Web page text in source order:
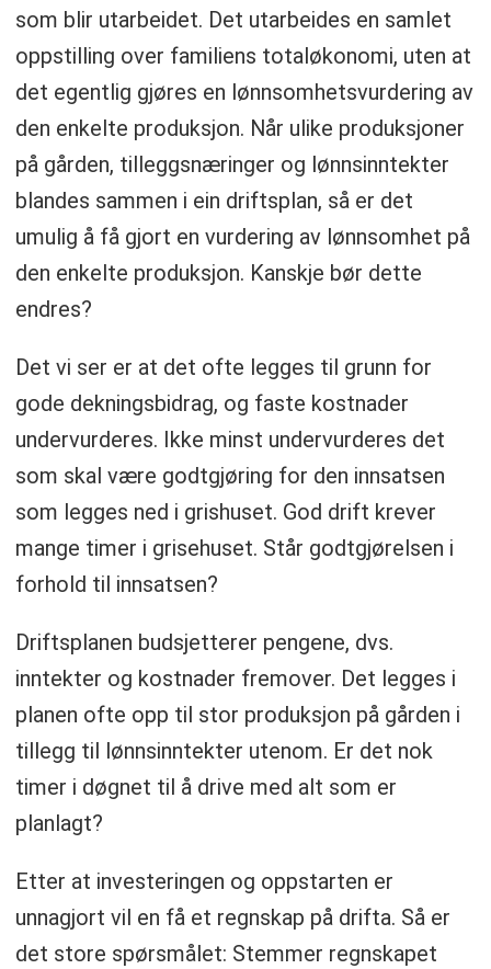
som blir utarbeidet. Det utarbeides en samlet
oppstilling over familiens totaløkonomi, uten at
det egentlig gjøres en lønnsomhetsvurdering av
den enkelte produksjon. Når ulike produksjoner
på gården, tilleggsnæringer og lønnsinntekter
blandes sammen i ein driftsplan, så er det
umulig å få gjort en vurdering av lønnsomhet på
den enkelte produksjon. Kanskje bør dette
endres?
Det vi ser er at det ofte legges til grunn for
gode dekningsbidrag, og faste kostnader
undervurderes. Ikke minst undervurderes det
som skal være godtgjøring for den innsatsen
som legges ned i grishuset. God drift krever
mange timer i grisehuset. Står godtgjørelsen i
forhold til innsatsen?
Driftsplanen budsjetterer pengene, dvs.
inntekter og kostnader fremover. Det legges i
planen ofte opp til stor produksjon på gården i
tillegg til lønnsinntekter utenom. Er det nok
timer i døgnet til å drive med alt som er
planlagt?
Etter at investeringen og oppstarten er
unnagjort vil en få et regnskap på drifta. Så er
det store spørsmålet: Stemmer regnskapet